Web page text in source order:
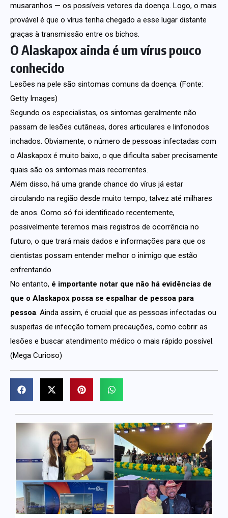
musaranhos — os possíveis vetores da doença. Logo, o mais
provável é que o vírus tenha chegado a esse lugar distante
graças à transmissão entre os bichos.
O Alaskapox ainda é um vírus pouco
conhecido
Lesões na pele são sintomas comuns da doença. (Fonte:
Getty Images)
Segundo os especialistas, os sintomas geralmente não
passam de lesões cutâneas, dores articulares e linfonodos
inchados. Obviamente, o número de pessoas infectadas com
o Alaskapox é muito baixo, o que dificulta saber precisamente
quais são os sintomas mais recorrentes.
Além disso, há uma grande chance do vírus já estar
circulando na região desde muito tempo, talvez até milhares
de anos. Como só foi identificado recentemente,
possivelmente teremos mais registros de ocorrência no
futuro, o que trará mais dados e informações para que os
cientistas possam entender melhor o inimigo que estão
enfrentando.
No entanto, é importante notar que não há evidências de
que o Alaskapox possa se espalhar de pessoa para
pessoa . Ainda assim, é crucial que as pessoas infectadas ou
suspeitas de infecção tomem precauções, como cobrir as
lesões e buscar atendimento médico o mais rápido possível.
(Mega Curioso)